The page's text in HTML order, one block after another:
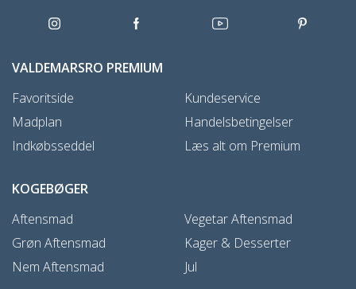
VALDEMARSRO PREMIUM
Favoritside
Madplan
Indkøbsseddel
Kundeservice
Handelsbetingelser
Læs alt om Premium
KOGEBØGER
Aftensmad
Grøn Aftensmad
Nem Aftensmad
Vegetar Aftensmad
Kager & Desserter
Jul